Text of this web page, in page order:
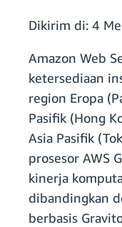
Dikirim di: 4
Amazon Web
ketersediaan
region Eropa
Pasifik (Hong
Asia Pasifik
prosesor AWS
kinerja
dibandingkan
berbasis